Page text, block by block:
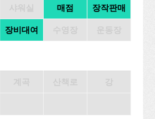
매점 장작판매
장비대여